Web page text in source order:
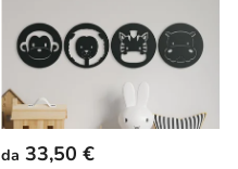
da 33,50 €